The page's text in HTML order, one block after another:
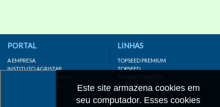
Este site armazena cookies em
seu computador. Esses cookies
PORTAL
A EMPRESA
INSTITUTO AGRISTAR
DISTRIBUIDOR/REVENDA
LINKS IMPORTANTES
LINHAS
TOPSEED PREMIUM
TOPSEED
TOPSEED GARDEN
SUPERSEED